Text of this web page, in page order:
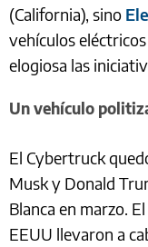
(California), sino
vehículos
elogiosa las
Un vehículo
El Cybertruck
Musk y Donald
Blanca en marzo.
EEUU llevaron a